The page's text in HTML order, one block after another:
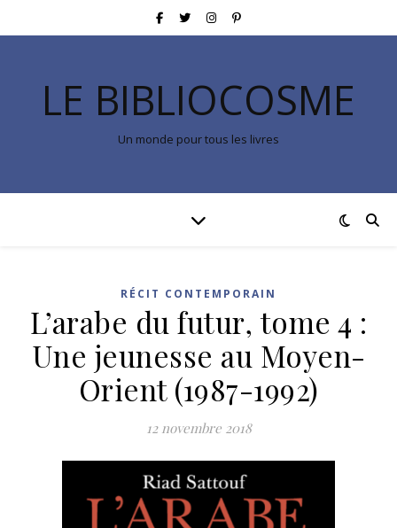
LE BIBLIOCOSME
Un monde pour tous les livres
RÉCIT CONTEMPORAIN
L’arabe du futur, tome 4 :
Une jeunesse au Moyen-
Orient (1987-1992)
12 novembre 2018